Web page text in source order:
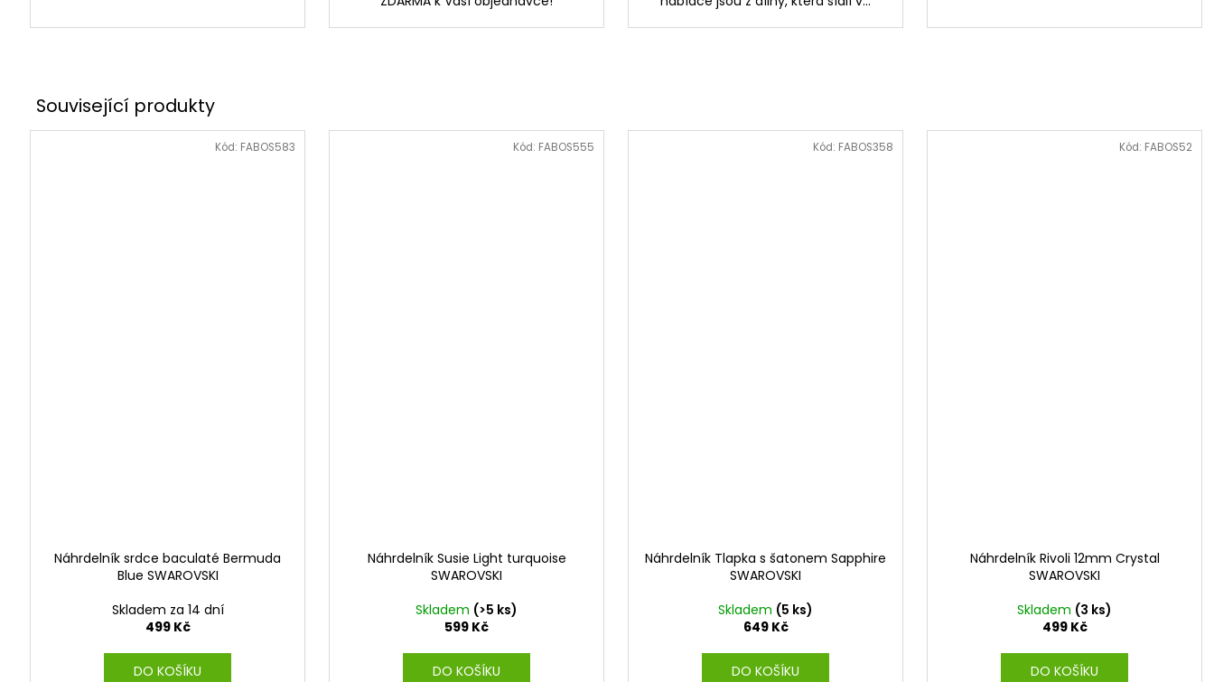
Náhrdelník srdce baculaté Bermuda
Blue SWAROVSKI
Skladem za 14 dní
499 Kč
DO KOŠÍKU
Kód: FABOS583
Náhrdelník Susie Light turquoise
SWAROVSKI
Skladem (>5 ks)
599 Kč
DO KOŠÍKU
Kód: FABOS555
Náhrdelník Tlapka s šatonem Sapphire
SWAROVSKI
Skladem (5 ks)
649 Kč
DO KOŠÍKU
Kód: FABOS358
Náhrdelník Rivoli 12mm Crystal
SWAROVSKI
Skladem (3 ks)
499 Kč
DO KOŠÍKU
Kód: FABOS52